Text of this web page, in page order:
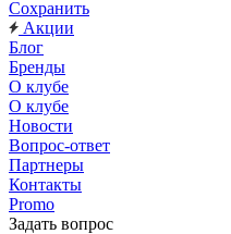
Сохранить
Акции
Блог
Бренды
О клубе
О клубе
Новости
Вопрос-ответ
Партнеры
Контакты
Promo
Задать вопрос